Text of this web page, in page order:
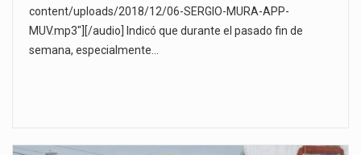
content/uploads/2018/12/06-SERGIO-MURA-APP-
MUV.mp3"][/audio] Indicó que durante el pasado fin de
semana, especialmente…